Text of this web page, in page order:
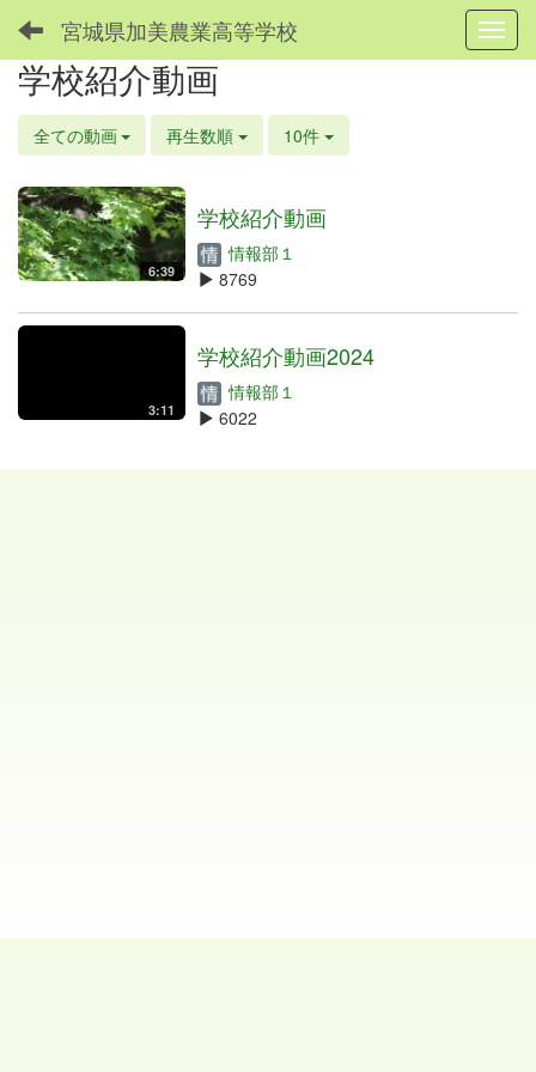
宮城県加美農業高等学校
学校紹介動画
全ての動画 再生数順 10件
6:39
学校紹介動画
情報部１
8769
3:11
学校紹介動画2024
情報部１
6022